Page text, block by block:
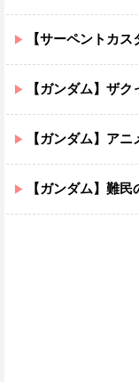
【サーペントカスタ
【ガンダム】ザクっ
【ガンダム】アニメ
【ガンダム】難民の老人が地球